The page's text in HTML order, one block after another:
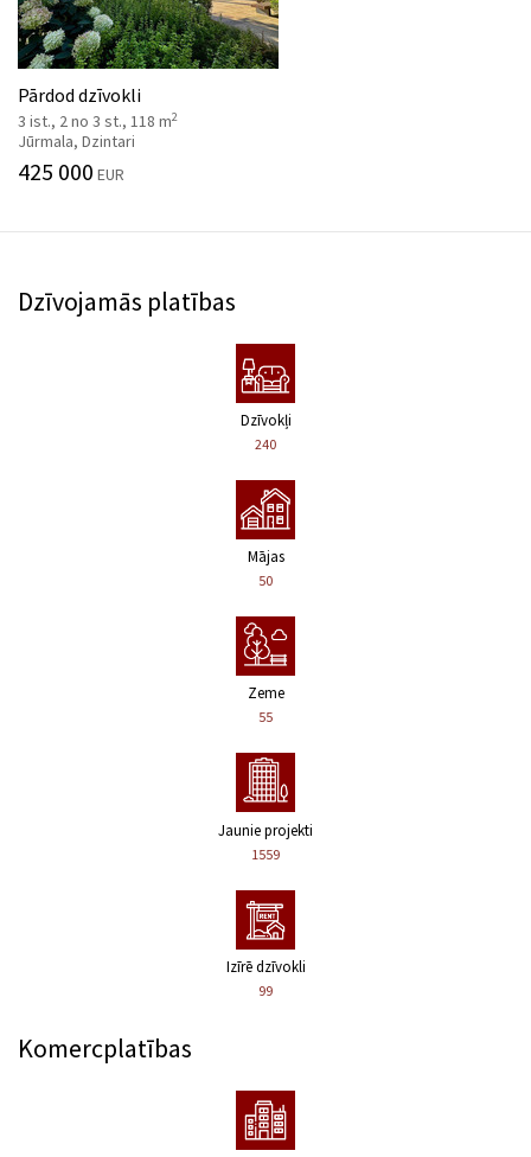
Pārdod dzīvokli
3 ist., 2 no 3 st., 118 m2
Jūrmala, Dzintari
425 000 EUR
Dzīvojamās platības
Dzīvokļi
240
Mājas
50
Zeme
55
Jaunie projekti
1559
Izīrē dzīvokli
99
Komercplatības